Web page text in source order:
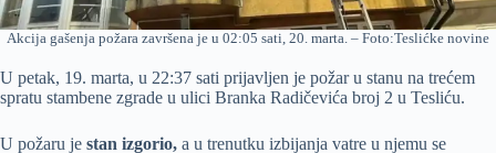
Akcija gašenja požara završena je u 02:05 sati, 20. marta. – Foto:Teslićke novine
U petak, 19. marta, u 22:37 sati prijavljen je požar u stanu na trećem
spratu stambene zgrade u ulici Branka Radičevića broj 2 u Tesliću.
U požaru je stan izgorio, a u trenutku izbijanja vatre u njemu se